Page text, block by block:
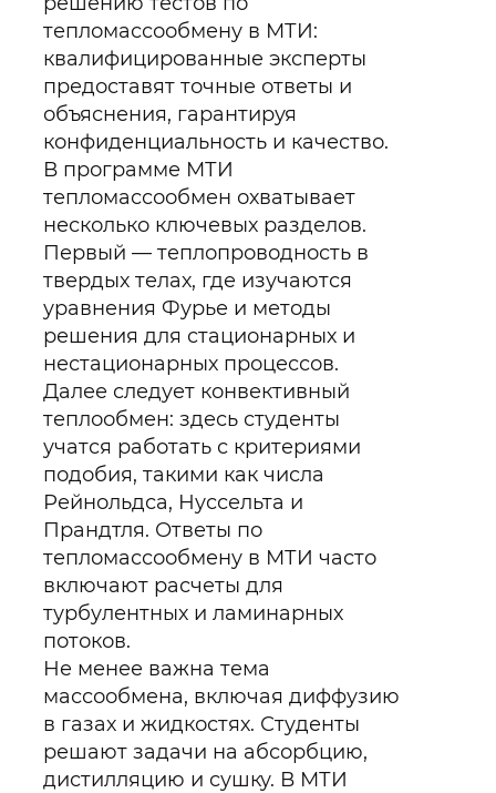
тепломассообмену в МТИ:
квалифицированные эксперты
предоставят точные ответы и
объяснения, гарантируя
конфиденциальность и качество.
В программе МТИ
тепломассообмен охватывает
несколько ключевых разделов.
Первый — теплопроводность в
твердых телах, где изучаются
уравнения Фурье и методы
решения для стационарных и
нестационарных процессов.
Далее следует конвективный
теплообмен: здесь студенты
учатся работать с критериями
подобия, такими как числа
Рейнольдса, Нуссельта и
Прандтля. Ответы по
тепломассообмену в МТИ часто
включают расчеты для
турбулентных и ламинарных
потоков.
Не менее важна тема
массообмена, включая диффузию
в газах и жидкостях. Студенты
решают задачи на абсорбцию,
дистилляцию и сушку. В МТИ